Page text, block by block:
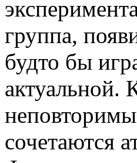
группа,
будто бы
актуальной.
сочетаются